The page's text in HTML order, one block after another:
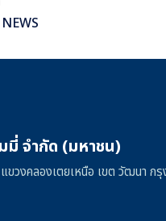
มี่ จำกัด (มหาชน)
ขวงคลองเตยเหนือ เขต วัฒนา ก